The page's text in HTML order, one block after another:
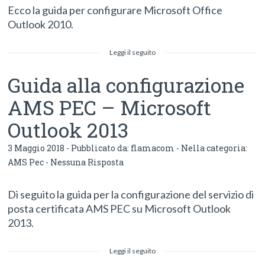
Ecco la guida per configurare Microsoft Office
Outlook 2010.
Leggi il seguito
Guida alla configurazione
AMS PEC – Microsoft
Outlook 2013
3 Maggio 2018 - Pubblicato da: flamacom - Nella categoria:
AMS Pec - Nessuna Risposta
Di seguito la guida per la configurazione del servizio di
posta certificata AMS PEC su Microsoft Outlook
2013.
Leggi il seguito